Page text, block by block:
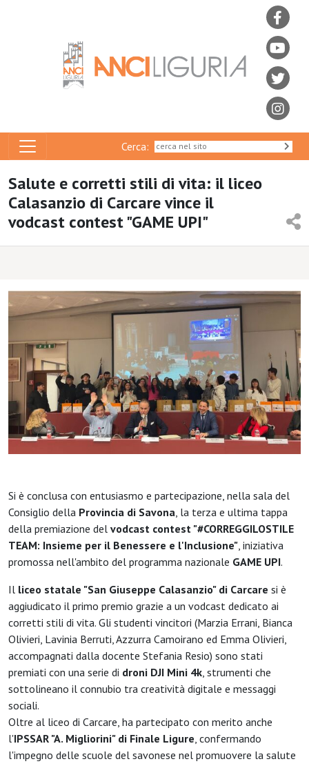
Cerca:
Salute e corretti stili di vita: il liceo
Calasanzio di Carcare vince il
vodcast contest "GAME UPI"
Si è conclusa con entusiasmo e partecipazione, nella sala del
Consiglio della Provincia di Savona , la terza e ultima tappa
della premiazione del vodcast contest "#CORREGGILOSTILE
TEAM: Insieme per il Benessere e l'Inclusione" , iniziativa
promossa nell'ambito del programma nazionale GAME UPI.
Il liceo statale "San Giuseppe Calasanzio" di Carcare si è
aggiudicato il primo premio grazie a un vodcast dedicato ai
corretti stili di vita. Gli studenti vincitori (Marzia Errani, Bianca
Olivieri, Lavinia Berruti, Azzurra Camoirano ed Emma Olivieri,
accompagnati dalla docente Stefania Resio) sono stati
premiati con una serie di droni DJI Mini 4k , strumenti che
sottolineano il connubio tra creatività digitale e messaggi
sociali.
Oltre al liceo di Carcare, ha partecipato con merito anche
l'IPSSAR "A. Migliorini" di Finale Ligure , confermando
l'impegno delle scuole del savonese nel promuovere la salute